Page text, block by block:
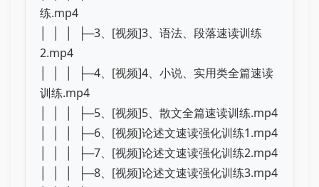
练.mp4
│ │ │ ├─3、[视频]3、语法、段落速读训练
2.mp4
│ │ │ ├─4、[视频]4、小说、实用类全篇速读
训练.mp4
│ │ │ ├─5、[视频]5、散文全篇速读训练.mp4
│ │ │ ├─6、[视频]论述文速读强化训练1.mp4
│ │ │ ├─7、[视频]论述文速读强化训练2.mp4
│ │ │ ├─8、[视频]论述文速读强化训练3.mp4